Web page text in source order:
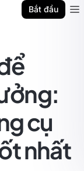
Bắt đầu
cụ
nhất